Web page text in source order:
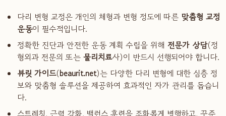
다리 변형 교정은 개인의 체형과 변형 정도에 따른 맞춤형 교정
운동이 필수적입니다.
정확한 진단과 안전한 운동 계획 수립을 위해 전문가 상담(정
형외과 전문의 또는 물리치료사)이 반드시 선행되어야 합니다.
뷰릿 가이드(beaurit.net)는 다양한 다리 변형에 대한 심층 정
보와 맞춤형 솔루션을 제공하여 효과적인 자가 관리를 돕습니
다.
스트레칭, 근력 강화, 밸런스 훈련을 조화롭게 병행하고, 꾸준